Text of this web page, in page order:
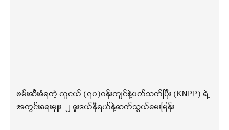
ဖမ်းဆီးခံရတဲ့ လူငယ် (၇၀)ဝန်းကျင်နဲ့ပတ်သက်ပြီး (KNPP) ရဲ့
အတွင်းရေးမှူး-၂ ခူးဒယ်နီရယ်နဲ့ဆက်သွယ်မေးမြန်း